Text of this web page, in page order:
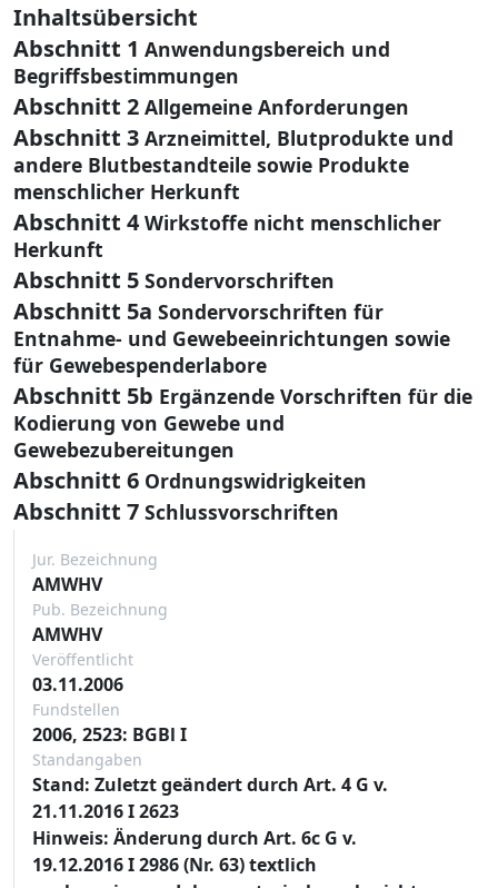
Inhaltsübersicht
Abschnitt 1 Anwendungsbereich und
Begriffsbestimmungen
Abschnitt 2 Allgemeine Anforderungen
Abschnitt 3 Arzneimittel, Blutprodukte und
andere Blutbestandteile sowie Produkte
menschlicher Herkunft
Abschnitt 4 Wirkstoffe nicht menschlicher
Herkunft
Abschnitt 5 Sondervorschriften
Abschnitt 5a Sondervorschriften für
Entnahme- und Gewebeeinrichtungen sowie
für Gewebespenderlabore
Abschnitt 5b Ergänzende Vorschriften für die
Kodierung von Gewebe und
Gewebezubereitungen
Abschnitt 6 Ordnungswidrigkeiten
Abschnitt 7 Schlussvorschriften
Jur. Bezeichnung
AMWHV
Pub. Bezeichnung
AMWHV
Veröffentlicht
03.11.2006
Fundstellen
2006, 2523: BGBl I
Standangaben
Stand: Zuletzt geändert durch Art. 4 G v.
21.11.2016 I 2623
Hinweis: Änderung durch Art. 6c G v.
19.12.2016 I 2986 (Nr. 63) textlich